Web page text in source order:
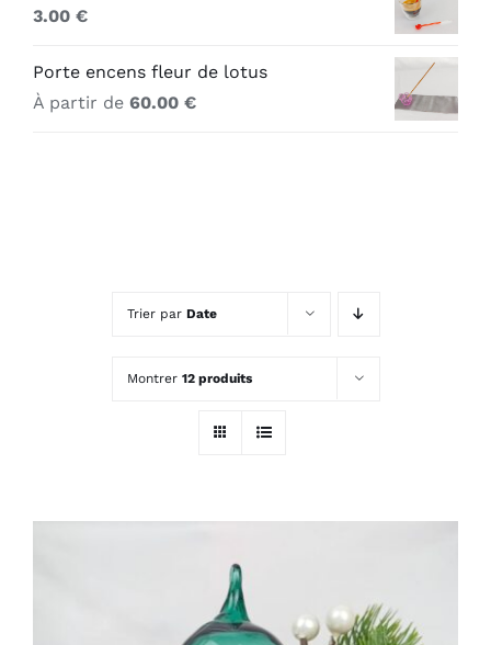
Trier par Date
Montrer 12 produits
3.00 €
Porte encens fleur de lotus
À partir de 60.00 €